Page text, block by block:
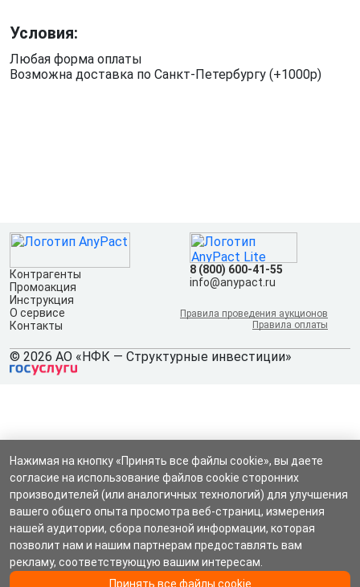
Условия:
Любая форма оплаты
Возможна доставка по Санкт-Петербургу (+1000р)
Контрагенты
Промоакция
Инструкция
О сервисе
Контакты
8 (800) 600-41-55
info@anypact.ru
Правила проведения аукционов
Правила оплаты
© 2026 АО «НФК — Структурные инвестиции»
Нажимая на кнопку «Принять все файлы cookie», вы даете
согласие на использование файлов cookie сторонних
производителей (или аналогичных технологий) для улучшения
вашего общего опыта просмотра веб-страниц, измерения
нашей аудитории, сбора полезной информации, которая
позволит нам и нашим партнерам предоставлять вам
рекламу, соответствующую вашим интересам.
Принять все файлы cookie